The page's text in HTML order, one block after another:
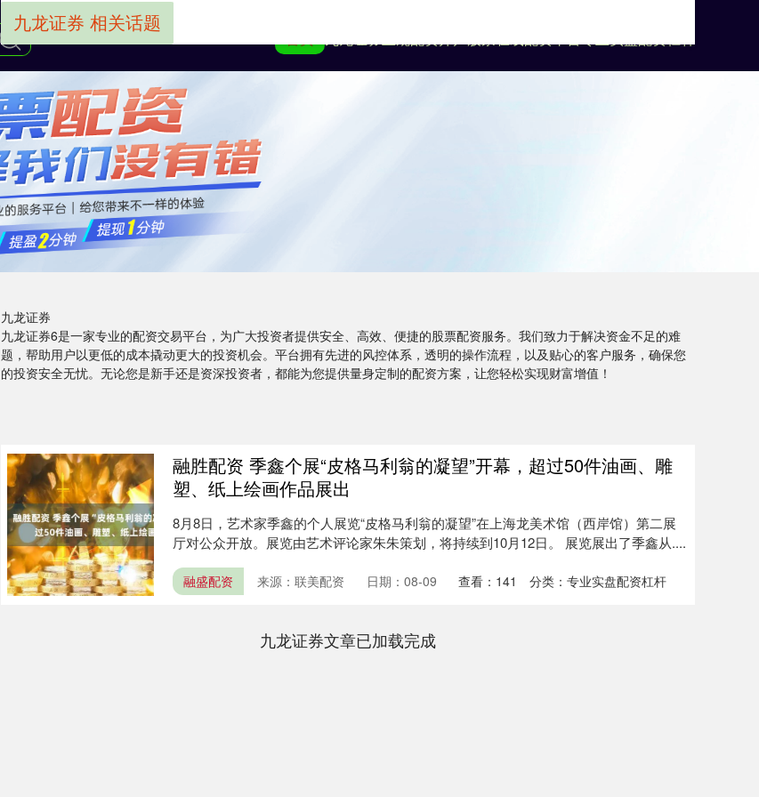
九龙证券
九龙证券6是一家专业的配资交易平台，为广大投资者提供安全、高效、便捷的股票配资服务。我们致力于解决资金不足的难
题，帮助用户以更低的成本撬动更大的投资机会。平台拥有先进的风控体系，透明的操作流程，以及贴心的客户服务，确保您
的投资安全无忧。无论您是新手还是资深投资者，都能为您提供量身定制的配资方案，让您轻松实现财富增值！
九龙证券 相关话题
融胜配资 季鑫个展“皮格马利翁的凝望”开幕，超过50件油画、雕
塑、纸上绘画作品展出
8月8日，艺术家季鑫的个人展览“皮格马利翁的凝望”在上海龙美术馆（西岸馆）第二展
厅对公众开放。展览由艺术评论家朱朱策划，将持续到10月12日。 展览展出了季鑫从....
融盛配资 来源：联美配资 日期：08-09 查看： 141 分类：专业实盘配资杠杆
九龙证券文章已加载完成